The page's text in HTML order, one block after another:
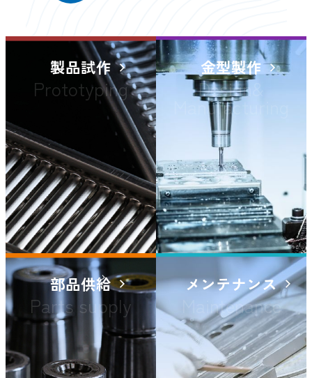
製品試作
Prototyping
金型製作
Design&
Manufacturing
部品供給
Parts supply
メンテナンス
Maintenance